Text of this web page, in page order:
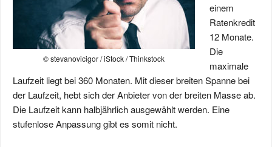
© stevanovicigor / iStock / Thinkstock
einem
Ratenkredit
12 Monate.
Die
maximale
Laufzeit liegt bei 360 Monaten. Mit dieser breiten Spanne bei
der Laufzeit, hebt sich der Anbieter von der breiten Masse ab.
Die Laufzeit kann halbjährlich ausgewählt werden. Eine
stufenlose Anpassung gibt es somit nicht.